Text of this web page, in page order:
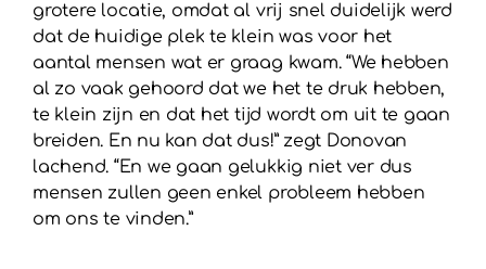
grotere locatie, omdat al vrij snel duidelijk werd
dat de huidige plek te klein was voor het
aantal mensen wat er graag kwam. “We hebben
al zo vaak gehoord dat we het te druk hebben,
te klein zijn en dat het tijd wordt om uit te gaan
breiden. En nu kan dat dus!” zegt Donovan
lachend. “En we gaan gelukkig niet ver dus
mensen zullen geen enkel probleem hebben
om ons te vinden.”